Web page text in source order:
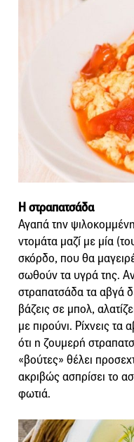
Η στραπατσάδα
Αγαπά την
ντομάτα μαζί με μία
σκόρδο, που θα
σωθούν τα υγρά της.
στραπατσάδα τα αβγά
βάζεις σε μπολ,
με πιρούνι. Ρίχνεις τα
ότι η ζουμερή
«βούτες» θέλει
ακριβώς ασπρίσει το
φωτιά.